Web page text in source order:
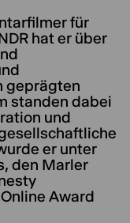
für
hat er über
geprägten
standen dabei
und
er unter
den Marler
Award